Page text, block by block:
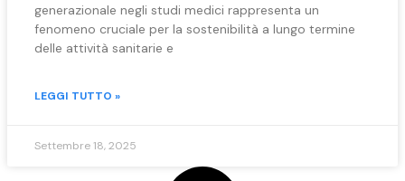
generazionale negli studi medici rappresenta un
fenomeno cruciale per la sostenibilità a lungo termine
delle attività sanitarie e
LEGGI TUTTO »
Settembre 18, 2025